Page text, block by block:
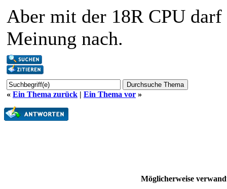
Aber mit der 18R CPU
Meinung nach.
« Ein Thema zurück | Ein Thema vor »
Möglicherweise